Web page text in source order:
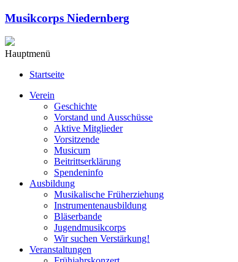
Musikcorps Niedernberg
Hauptmenü
Startseite
Verein
Geschichte
Vorstand und Ausschüsse
Aktive Mitglieder
Vorsitzende
Musicum
Beitrittserklärung
Spendeninfo
Ausbildung
Musikalische Früherziehung
Instrumentenausbildung
Bläserbande
Jugendmusikcorps
Wir suchen Verstärkung!
Veranstaltungen